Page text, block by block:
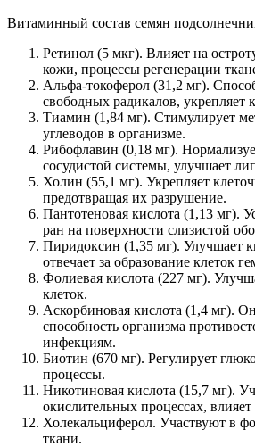
Витаминный состав семян
Ретинол (5 мкг). Влияет на
кожи, процессы регенерации
Альфа-токоферол (31,2 мг).
свободных радикалов, укрепляет
Тиамин (1,84 мг). Стимулирует
углеводов в организме.
Рибофлавин (0,18 мг).
сосудистой системы, улучшает
Холин (55,1 мг). Укрепляет
предотвращая их разрушение.
Пантотеновая кислота (1,13 мг).
ран на поверхности слизистой
Пиридоксин (1,35 мг). Улучшает
отвечает за образование клеток
Фолиевая кислота (227 мг).
клеток.
Аскорбиновая кислота (1,4 мг).
способность организма
инфекциям.
Биотин (670 мг). Регулирует
процессы.
Никотиновая кислота (15,7 мг).
окислительных процессах,
Холекальциферол. Участвуют в
ткани.